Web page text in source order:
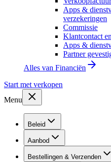
Apps &
verzekeringen
Commissie
Klantcontact
Apps &
Partner
Alles van Financiën
Start met verkopen
Menu
Beleid
Aanbod
Bestellingen & Verzenden